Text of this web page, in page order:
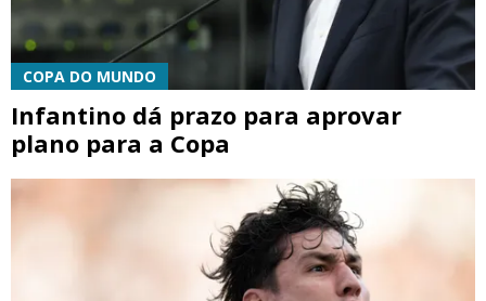
COPA DO MUNDO
Infantino dá prazo para aprovar
plano para a Copa